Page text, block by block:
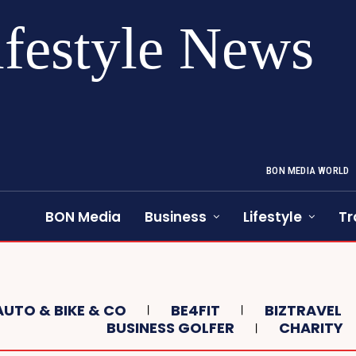
News
BON MEDIA WORLD
BON Media Business Lifestyle
& BIKE & CO BE4FIT
BIZTRAVEL
BUSINESS GOLFER
CHARITY